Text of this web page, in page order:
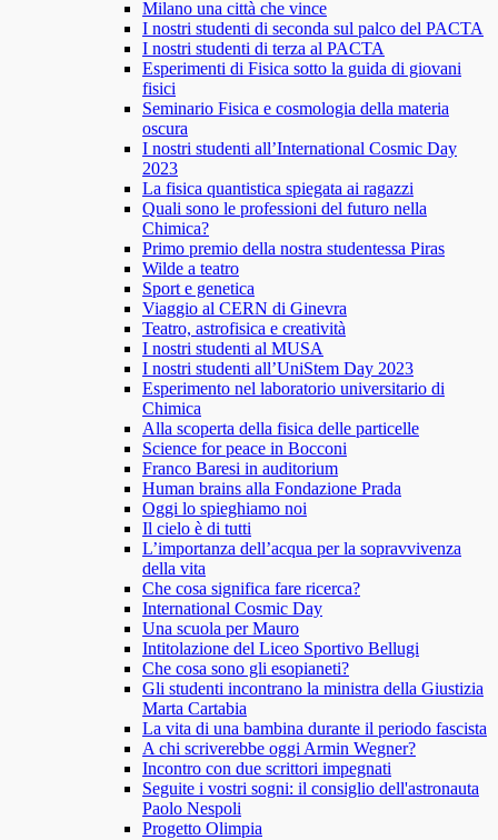
Milano una città che vince
I nostri studenti di seconda sul palco del PACTA
I nostri studenti di terza al PACTA
Esperimenti di Fisica sotto la guida di giovani
fisici
Seminario Fisica e cosmologia della materia
oscura
I nostri studenti all’International Cosmic Day
2023
La fisica quantistica spiegata ai ragazzi
Quali sono le professioni del futuro nella
Chimica?
Primo premio della nostra studentessa Piras
Wilde a teatro
Sport e genetica
Viaggio al CERN di Ginevra
Teatro, astrofisica e creatività
I nostri studenti al MUSA
I nostri studenti all’UniStem Day 2023
Esperimento nel laboratorio universitario di
Chimica
Alla scoperta della fisica delle particelle
Science for peace in Bocconi
Franco Baresi in auditorium
Human brains alla Fondazione Prada
Oggi lo spieghiamo noi
Il cielo è di tutti
L’importanza dell’acqua per la sopravvivenza
della vita
Che cosa significa fare ricerca?
International Cosmic Day
Una scuola per Mauro
Intitolazione del Liceo Sportivo Bellugi
Che cosa sono gli esopianeti?
Gli studenti incontrano la ministra della Giustizia
Marta Cartabia
La vita di una bambina durante il periodo fascista
A chi scriverebbe oggi Armin Wegner?
Incontro con due scrittori impegnati
Seguite i vostri sogni: il consiglio dell'astronauta
Paolo Nespoli
Progetto Olimpia